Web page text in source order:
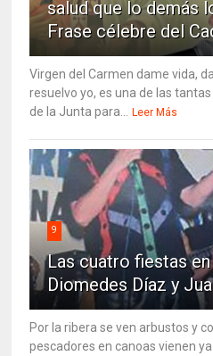
salud que lo demás
Frase célebre del
Virgen del Carmen dame vida,
resuelvo yo, es una de las
de la Junta para... Leer Más
9
Las cuatro fiestas
Diomedes Díaz y
Por la ribera se ven arbustos y
pescadores en canoas vienen